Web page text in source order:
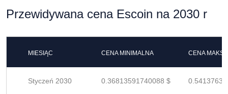
Przewidywana cena Escoin na 2030 r
MIESIĄC CENA MINIMALNA CENA
Styczeń 2030 0.36813591740088 $